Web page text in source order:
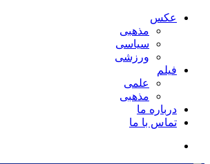
عکس
مذهبی
سیاسی
ورزشی
فیلم
علمی
مذهبی
درباره ما
تماس با ما